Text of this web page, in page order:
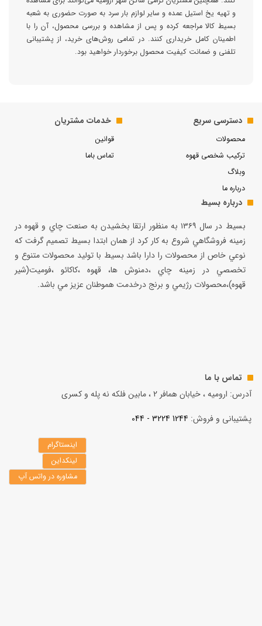
و تهیه یخ استیل عمده و سایر لوازم بار سرد به صورت حضوری به شعبه
بسیط کالا مراجعه کرده و پس از مشاهده و بررسی محصول، آن را با
اطمینان کامل خریداری کنند. در تمامی روش‌های خرید، از پشتیبانی
تلفنی و ضمانت کیفیت محصول برخوردار خواهید بود.
دسترسی سریع
محصولات
ترکیب شخصی قهوه
وبلاگ
درباره ما
خدمات مشتریان
قوانین
تماس باما
درباره بسیط
بسيط در سال ۱۳۶۹ به منظور ارتقا بخشيدن به صنعت چاي و قهوه در
زمينه فروشگاهي شروع به كار كرد از همان ابتدا بسيط تصميم گرفت كه
نوعي خاص از محصولات را دارا باشد بسيط با توليد محصولات متنوع و
تخصصي در زمينه چاي ،دمنوش ها، قهوه ،كاكائو ،فوميت(شير
قهوه)،محصولات رژيمي و برنج درخدمت هموطنان عزيز مي باشد.
تماس با ما
آدرس: ارومیه ، خیابان همافر 2 ، مابين فلكه نه پله و کسری
پشتیبانی و فروش: 1244 3224 - 044
اینستاگرام
لینکداین
مشاوره در واتس آپ